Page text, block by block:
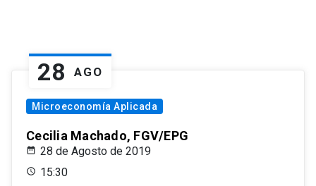
28 AGO
Microeconomía Aplicada
Cecilia Machado, FGV/EPG
28 de Agosto de 2019
15:30